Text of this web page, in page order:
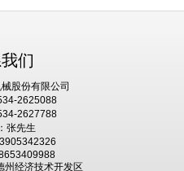
们
股份有限公司
2625088
2627788
张先生
州经济技术开发区